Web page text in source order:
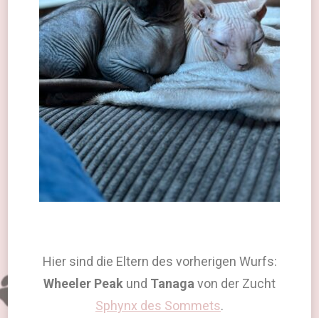
Hier sind die Eltern des vorherigen Wurfs:
Wheeler Peak und Tanaga von der Zucht
Sphynx des Sommets.